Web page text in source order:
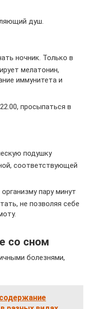
душ.
ночник. Только в
мелатонин,
иммунитета и
просыпаться в
подушку
соответствующей
пару минут
не позволяя себе
со сном
болезнями,